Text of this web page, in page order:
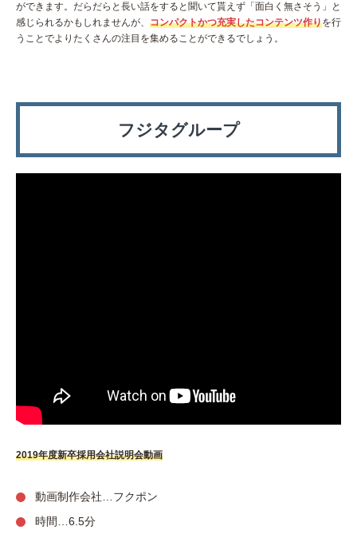
ができます。だらだらと長い話をすると聞いて貰えず「面白く無さそう」と
感じられるかもしれませんが、 コンパクトかつ充実したコンテンツ作りを行
うことでよりたくさんの注目を集めることができるでしょう。
フジタグループ
2019年度新卒採用会社説明会動画
動画制作会社…フクポン
時間…6.5分